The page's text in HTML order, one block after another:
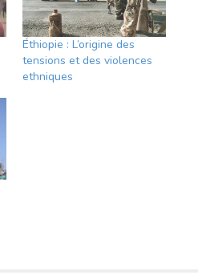
Éthiopie : L’origine des
tensions et des violences
ethniques